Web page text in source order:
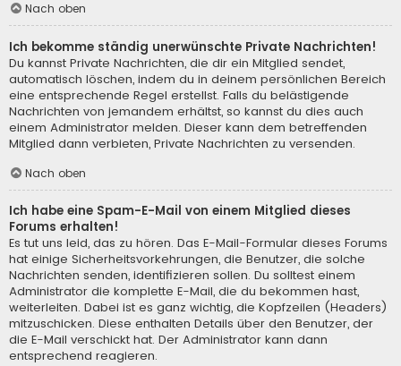
Nach oben
Ich bekomme ständig unerwünschte Private Nachrichten!
Du kannst Private Nachrichten, die dir ein Mitglied sendet,
automatisch löschen, indem du in deinem persönlichen Bereich
eine entsprechende Regel erstellst. Falls du belästigende
Nachrichten von jemandem erhältst, so kannst du dies auch
einem Administrator melden. Dieser kann dem betreffenden
Mitglied dann verbieten, Private Nachrichten zu versenden.
Nach oben
Ich habe eine Spam-E-Mail von einem Mitglied dieses
Forums erhalten!
Es tut uns leid, das zu hören. Das E-Mail-Formular dieses Forums
hat einige Sicherheitsvorkehrungen, die Benutzer, die solche
Nachrichten senden, identifizieren sollen. Du solltest einem
Administrator die komplette E-Mail, die du bekommen hast,
weiterleiten. Dabei ist es ganz wichtig, die Kopfzeilen (Headers)
mitzuschicken. Diese enthalten Details über den Benutzer, der
die E-Mail verschickt hat. Der Administrator kann dann
entsprechend reagieren.